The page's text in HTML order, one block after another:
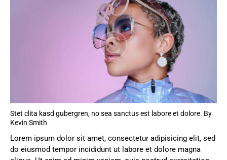
Stet clita kasd gubergren, no sea sanctus est labore et dolore. By
Kevin Smith
Lorem ipsum dolor sit amet, consectetur adipisicing elit, sed
do eiusmod tempor incididunt ut labore et dolore magna